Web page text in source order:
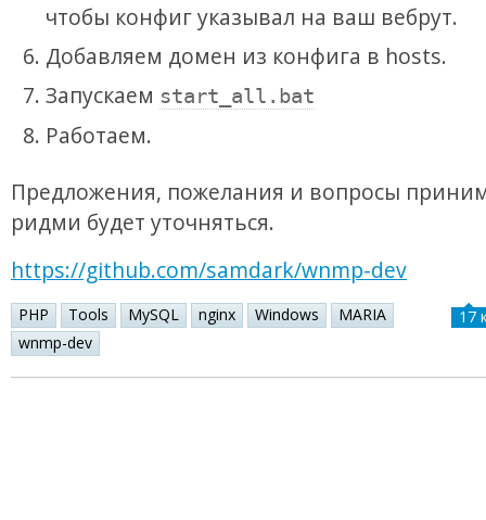
чтобы конфиг указывал на ваш вебрут.
Добавляем домен из конфига в hosts.
Запускаем start_all.bat
Работаем.
Предложения, пожелания и вопросы
ридми будет уточняться.
https://github.com/samdark/wnmp-dev
PHP Tools MySQL nginx Windows
MARIA
wnmp-dev
17